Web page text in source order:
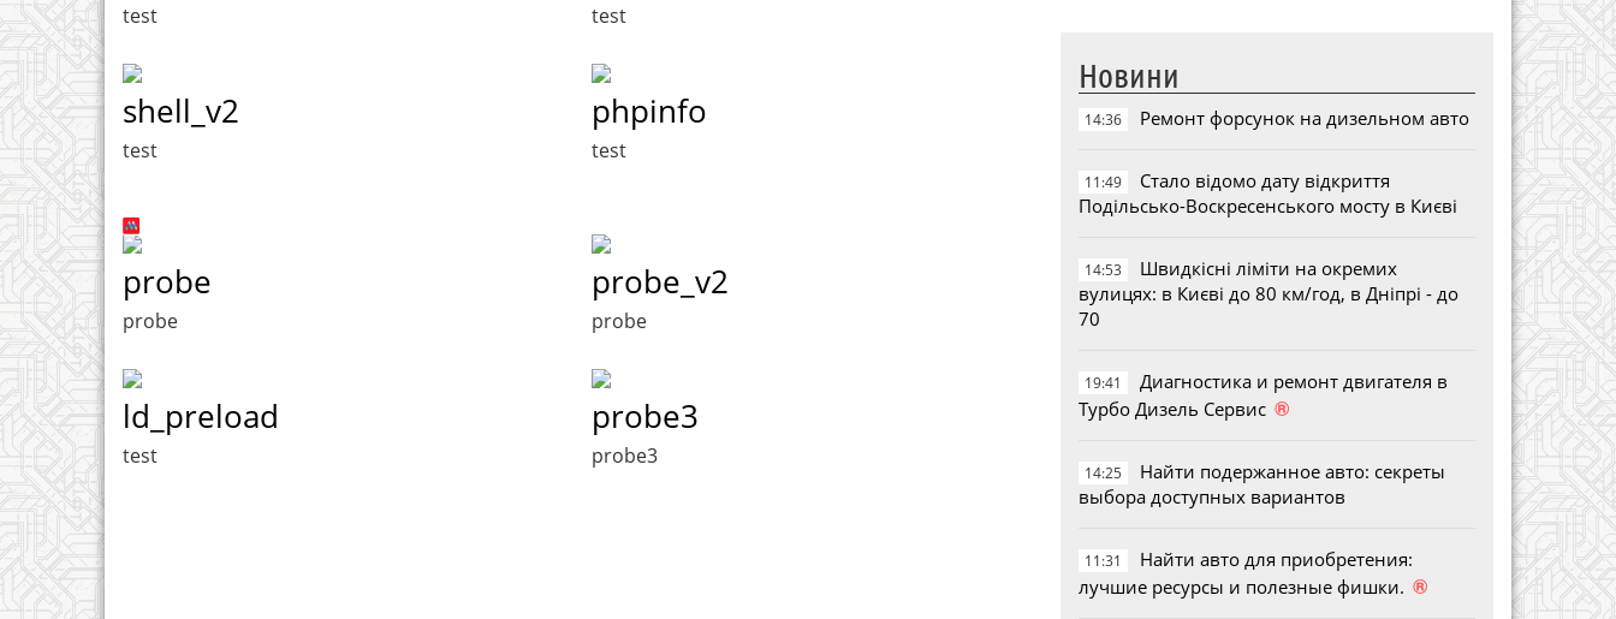
test test
shell_v2
test
phpinfo
test
probe
probe
probe_v2
probe
ld_preload
test
probe3
probe3
Новини
14:36 Ремонт форсунок на дизельном авто
11:49
Стало відомо дату відкриття
Подільсько-Воскресенського мосту в Києві
14:53
Швидкісні ліміти на окремих
вулицях: в Києві до 80 км/год, в Дніпрі - до
70
19:41
Диагностика и ремонт двигателя в
Турбо Дизель Сервис ®
14:25
Найти подержанное авто: секреты
выбора доступных вариантов
11:31
Найти авто для приобретения:
лучшие ресурсы и полезные фишки. ®